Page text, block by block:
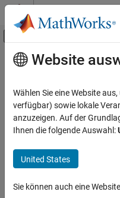
Weiter zum Inhalt
Umschaltung
Startseite der Dokumentation
Hauptinhalt
How
Website
Wählen Sie eine Website
verfügbar) sowie lokale
anzuzeigen. Auf der
Ihnen die folgende Auswahl:
United States
Sie können auch eine